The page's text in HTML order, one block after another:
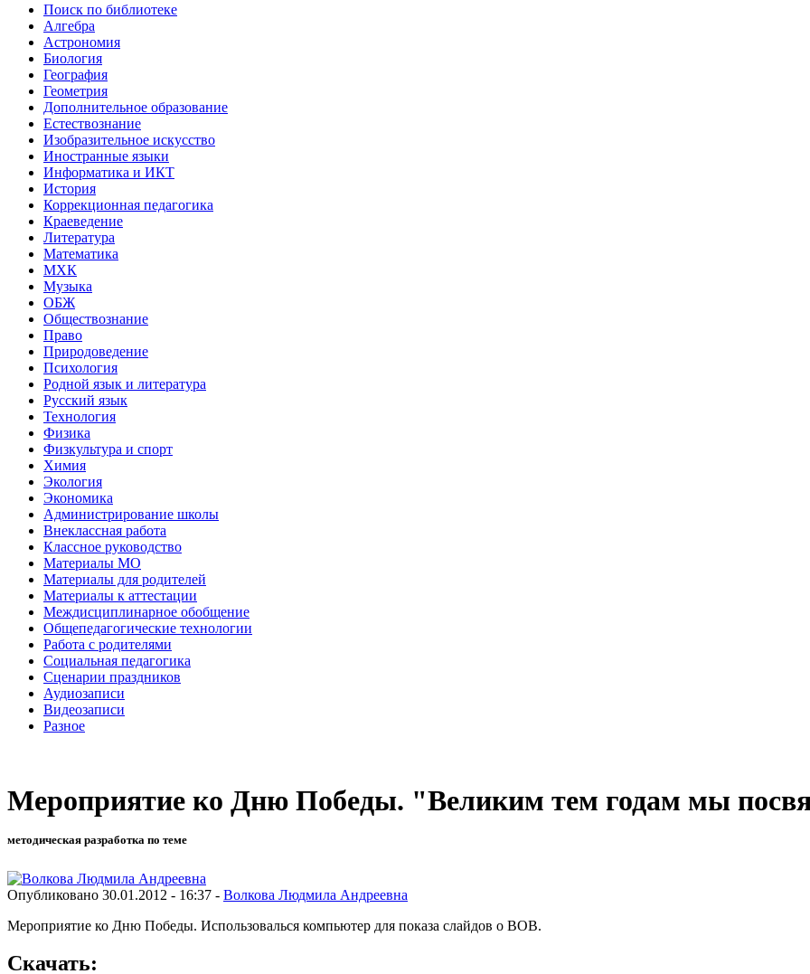
Поиск по библиотеке
Алгебра
Астрономия
Биология
География
Геометрия
Дополнительное образование
Естествознание
Изобразительное искусство
Иностранные языки
Информатика и ИКТ
История
Коррекционная педагогика
Краеведение
Литература
Математика
МХК
Музыка
ОБЖ
Обществознание
Право
Природоведение
Психология
Родной язык и литература
Русский язык
Технология
Физика
Физкультура и спорт
Химия
Экология
Экономика
Администрирование школы
Внеклассная работа
Классное руководство
Материалы МО
Материалы для родителей
Материалы к аттестации
Междисциплинарное обобщение
Общепедагогические технологии
Работа с родителями
Социальная педагогика
Сценарии праздников
Аудиозаписи
Видеозаписи
Разное
Мероприятие ко Дню Победы. "Великим тем годам мы
методическая разработка по теме
Опубликовано 30.01.2012 - 16:37 - Волкова Людмила Андреевна
Мероприятие ко Дню Победы. Использовалься компьютер для показа слайдов о ВОВ.
Скачать: